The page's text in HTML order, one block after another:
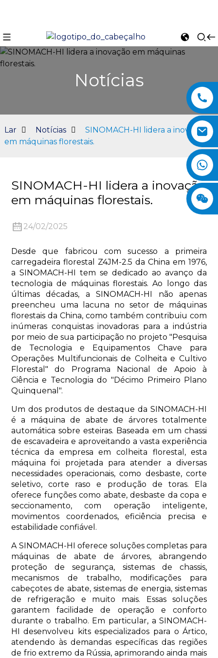
Notícias
Lar Notícias
SINOMACH-HI lidera a inovação
em máquinas florestais.
SINOMACH-HI lidera a inovação
em máquinas florestais.
24/02/2025
Desde que fabricou com sucesso a primeira
carregadeira florestal Z4JM-2.5 da China em 1976,
a SINOMACH-HI tem se dedicado ao avanço da
tecnologia de máquinas florestais. Ao longo das
últimas décadas, a SINOMACH-HI não apenas
preencheu uma lacuna no setor de máquinas
florestais da China, como também contribuiu com
inúmeras conquistas inovadoras para a indústria
por meio de sua participação no projeto "Pesquisa
de Tecnologia e Equipamentos Chave para
Operações Multifuncionais de Colheita e Cultivo
Florestal" do Programa Nacional de Apoio à
Ciência e Tecnologia do "Décimo Primeiro Plano
Quinquenal".
Um dos produtos de destaque da SINOMACH-HI
é a máquina de abate de árvores totalmente
automática sobre esteiras. Baseada em um chassi
de escavadeira e aproveitando a vasta experiência
técnica da empresa em colheita florestal, esta
máquina foi projetada para atender a diversas
necessidades operacionais, como desbaste, corte
seletivo, corte raso e produção de toras. Ela
oferece funções como abate, desbaste da copa e
seccionamento, com operação inteligente,
movimentos coordenados, eficiência precisa e
estabilidade confiável.
A SINOMACH-HI oferece soluções completas para
máquinas de abate de árvores, abrangendo
proteção de segurança, sistemas de chassis,
mecanismos de trabalho, modificações para
cabeçotes de abate, sistemas de energia, sistemas
de refrigeração e muito mais. Essas soluções
garantem facilidade de operação e conforto
durante o trabalho. Em particular, a SINOMACH-
HI desenvolveu kits especializados para o Ártico,
atendendo às demandas específicas das regiões
de frio extremo da Rússia, aprimorando ainda mais